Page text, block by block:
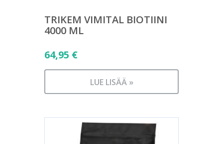
TRIKEM VIMITAL BIOTIINI
4000 ML
64,95 €
LUE LISÄÄ »